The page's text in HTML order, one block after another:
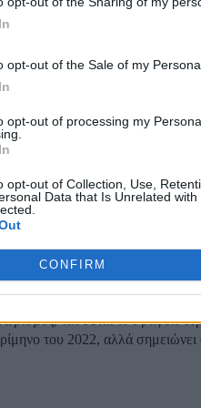
opt-out of the Sale of my
opt-out of processing my
opt-out of Collection, Use,
Data that Is Unrelated
CONFIRM
«Τρίτη αύξηση
7,5% για μεγάλο
του κατώτατου μισθού
ενώ παράλληλα ανέφερε ότι θα
στον τηλεοπτικό σταθμό ΣΚΑΪ, ο υπουργός
Βουλής:
τάσσεται το Γραφείο
του 2022, αλλά σημειώνει